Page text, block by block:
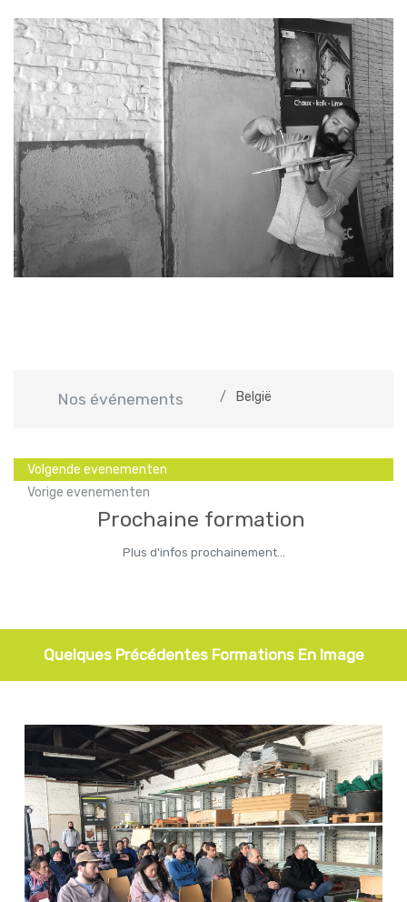
Nos événements België
Volgende evenementen
Vorige evenementen
Prochaine formation
Plus d'infos prochainement...
Quelques Précédentes Formations En Image